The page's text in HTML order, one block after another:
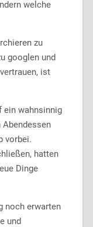
welche
zu
googlen und
ist
ein wahnsinnig
vorbei.
hatten
Dinge
noch erwarten
und